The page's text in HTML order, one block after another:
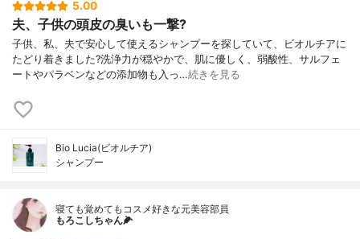
5.00
夫、子供の頭皮の臭いも一撃?
子供、私、夫で安心して使えるシャンプーを探していて、ビオルチアに
たどり着きました?洗浄力が穏やかで、肌に優しく、弱酸性、サルフェ
ートやパラベンなどの添加物も入っ…続きを見る
Bio Lucia(ビオルチア)
シャンプー
寝ても覚めてもコスメ好きな元美容部員
もろこしちゃん🌽